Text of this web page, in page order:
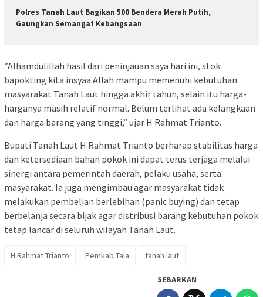
Polres Tanah Laut Bagikan 500 Bendera Merah Putih,
Gaungkan Semangat Kebangsaan
“Alhamdulillah hasil dari peninjauan saya hari ini, stok
bapokting kita insyaa Allah mampu memenuhi kebutuhan
masyarakat Tanah Laut hingga akhir tahun, selain itu harga-
harganya masih relatif normal. Belum terlihat ada kelangkaan
dan harga barang yang tinggi,” ujar H Rahmat Trianto.
Bupati Tanah Laut H Rahmat Trianto berharap stabilitas harga
dan ketersediaan bahan pokok ini dapat terus terjaga melalui
sinergi antara pemerintah daerah, pelaku usaha, serta
masyarakat. Ia juga mengimbau agar masyarakat tidak
melakukan pembelian berlebihan (panic buying) dan tetap
berbelanja secara bijak agar distribusi barang kebutuhan pokok
tetap lancar di seluruh wilayah Tanah Laut.
H Rahmat Trianto Pemkab Tala tanah laut
SEBARKAN